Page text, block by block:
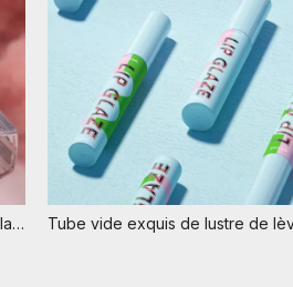
Emballage cosmétique de tube de brillant à lèvres exquis de transparence de marque de distributeur en gros 6ml